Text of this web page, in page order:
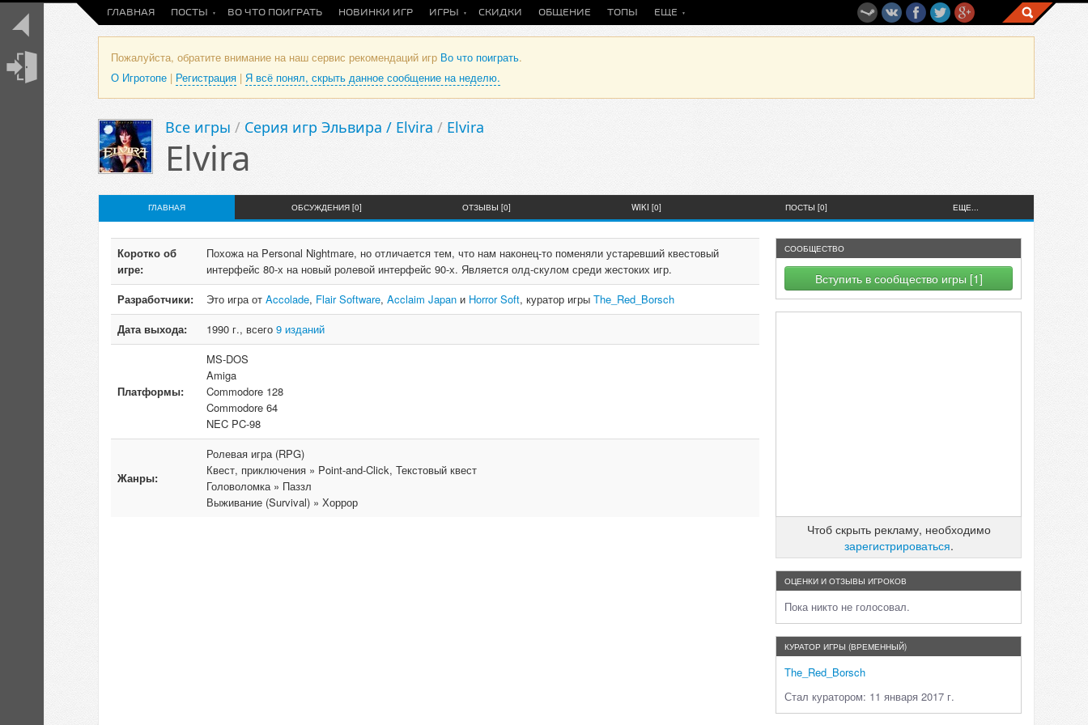
ГЛАВНАЯ ПОСТЫ ВО ЧТО ПОИГРАТЬ НОВИНКИ ИГР ИГРЫ СКИДКИ ОБЩЕНИЕ ТОПЫ ЕЩЕ
Пожалуйста, обратите внимание на наш сервис рекомендаций игр Во что поиграть.
О Игротопе | Регистрация | Я всё понял, скрыть данное сообщение на неделю.
Все игры / Серия игр Эльвира / Elvira / Elvira
Elvira
ГЛАВНАЯ ОБСУЖДЕНИЯ [0] ОТЗЫВЫ [0] WIKI [0] ПОСТЫ [0] ЕЩЕ...
Коротко об
игре:
Похожа на Personal Nightmare, но отличается тем, что нам наконец-то поменяли устаревший квестовый
интерфейс 80-х на новый ролевой интерфейс 90-х. Является олд-скулом среди жестоких игр.
Разработчики:
Это игра от Accolade, Flair Software, Acclaim Japan и Horror Soft, куратор игры The_Red_Borsch
Дата выхода:
1990 г., всего 9 изданий
Платформы:
MS-DOS
Amiga
Commodore 128
Commodore 64
NEC PC-98
Жанры:
Ролевая игра (RPG)
Квест, приключения » Point-and-Click, Текстовый квест
Головоломка » Паззл
Выживание (Survival) » Хоррор
СООБЩЕСТВО
Вступить в сообщество игры [1]
Чтоб скрыть рекламу, необходимо
зарегистрироваться.
ОЦЕНКИ И ОТЗЫВЫ ИГРОКОВ
Пока никто не голосовал.
КУРАТОР ИГРЫ (ВРЕМЕННЫЙ)
The_Red_Borsch
Стал куратором: 11 января 2017 г.